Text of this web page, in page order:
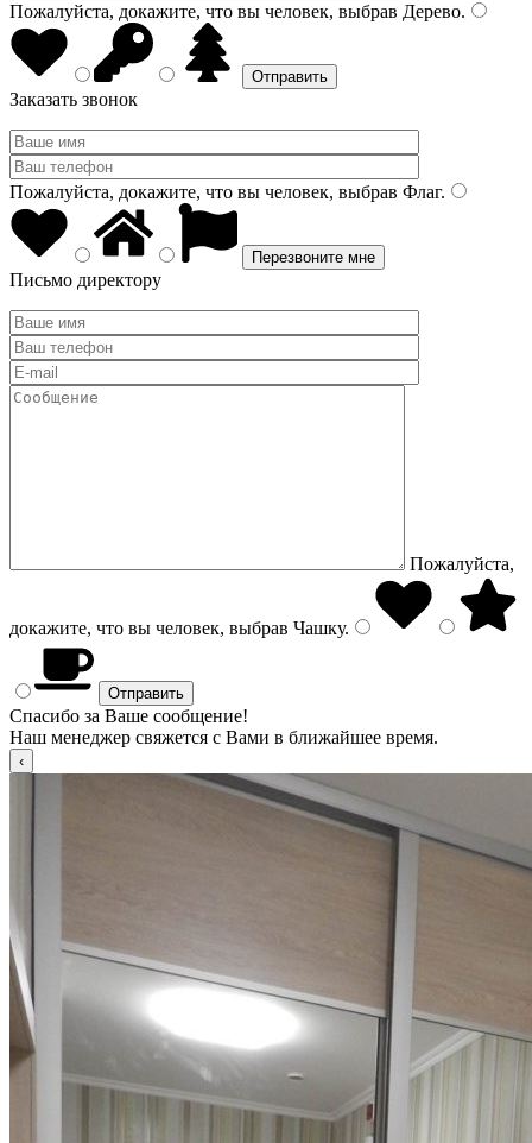
Пожалуйста, докажите, что вы человек, выбрав Дерево.
Заказать звонок
Пожалуйста, докажите, что вы человек, выбрав Флаг.
Письмо директору
Пожалуйста,
докажите, что вы человек, выбрав Чашку.
Спасибо за Ваше сообщение!
Наш менеджер свяжется с Вами в ближайшее время.